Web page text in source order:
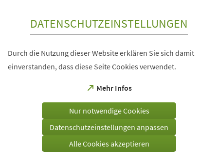
DATENSCHUTZEINSTELLUNGEN
Durch die Nutzung dieser Website erklären Sie sich damit
einverstanden, dass diese Seite Cookies verwendet.
Mehr Infos
(Öffnet
einem
Tab)
Nur notwendige Cookies
Datenschutzeinstellungen anpassen
Alle Cookies akzeptieren